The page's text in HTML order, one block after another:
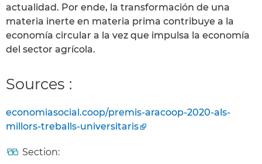
actualidad. Por ende, la transformación de una
materia inerte en materia prima contribuye a la
economía circular a la vez que impulsa la economía
del sector agrícola.
Sources :
economiasocial.coop/premis-aracoop-2020-als-
millors-treballs-universitaris
Section: